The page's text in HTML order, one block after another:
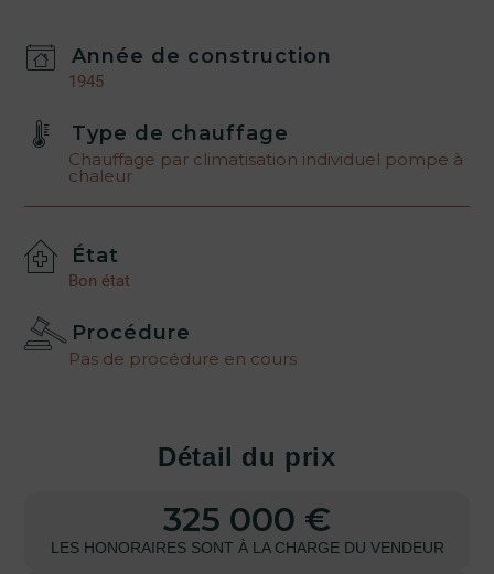
Année de construction
1945
Type de chauffage
Chauffage par climatisation individuel pompe à
chaleur
État
Bon état
Procédure
Pas de procédure en cours
Détail du prix
325 000 €
LES HONORAIRES SONT À LA CHARGE DU VENDEUR